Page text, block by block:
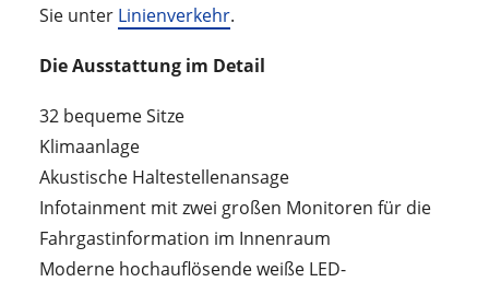
Sie unter Linienverkehr.
Die Ausstattung im Detail
32 bequeme Sitze
Klimaanlage
Akustische Haltestellenansage
Infotainment mit zwei großen Monitoren für die
Fahrgastinformation im Innenraum
Moderne hochauflösende weiße LED-